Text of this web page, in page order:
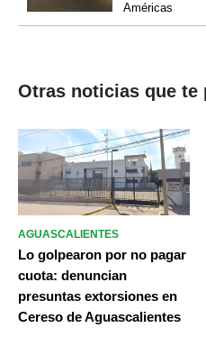
Américas
Otras noticias que te
AGUASCALIENTES
Lo golpearon por no pagar
cuota: denuncian
presuntas extorsiones en
Cereso de Aguascalientes